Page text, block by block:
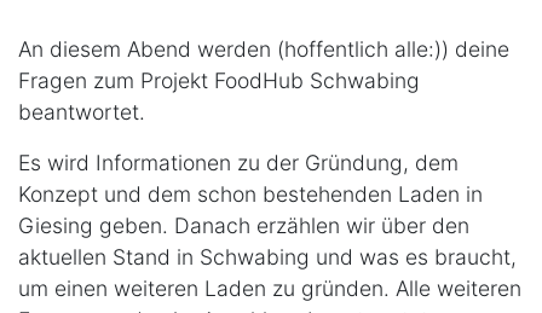
An diesem Abend werden (hoffentlich alle:)) deine
Fragen zum Projekt FoodHub Schwabing
beantwortet.
Es wird Informationen zu der Gründung, dem
Konzept und dem schon bestehenden Laden in
Giesing geben. Danach erzählen wir über den
aktuellen Stand in Schwabing und was es braucht,
um einen weiteren Laden zu gründen. Alle weiteren